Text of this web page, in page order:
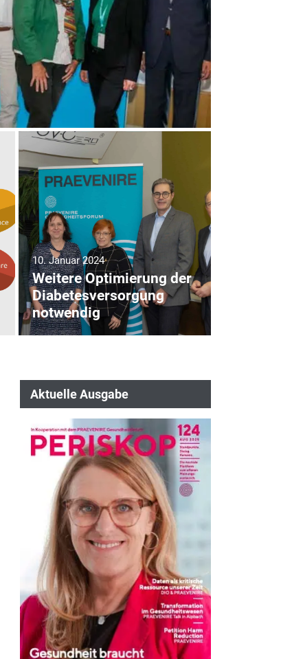
10. Januar 2024
Weitere Optimierung der
Diabetesversorgung
notwendig
Aktuelle Ausgabe